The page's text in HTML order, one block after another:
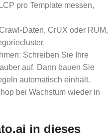
pro Template messen,
Daten, CrUX oder RUM,
Schreiben Sie Ihre
auf. Dann bauen Sie
automatisch einhält.
bei Wachstum wieder in
in dieses